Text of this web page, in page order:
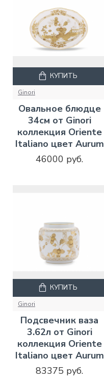
Ginori
Овальное блюдце
34см от Ginori
коллекция Oriente
Italiano цвет Aurum
46000 руб.
КУПИТЬ
Ginori
Подсвечник ваза
3.62л от Ginori
коллекция Oriente
Italiano цвет Aurum
83375 руб.
КУПИТЬ